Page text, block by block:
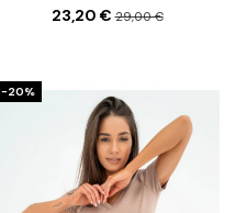
23,20 €29,00 €
−20%